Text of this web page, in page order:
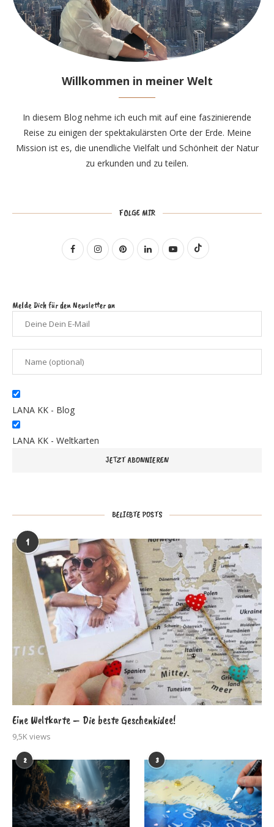
Willkommen in meiner Welt
In diesem Blog nehme ich euch mit auf eine faszinierende
Reise zu einigen der spektakulärsten Orte der Erde. Meine
Mission ist es, die unendliche Vielfalt und Schönheit der Natur
zu erkunden und zu teilen.
FOLGE MIR
Melde Dich für den Newsletter an
LANA KK - Blog
LANA KK - Weltkarten
BELIEBTE POSTS
1
Eine Weltkarte – Die beste Geschenkidee!
9,5K views
2 3